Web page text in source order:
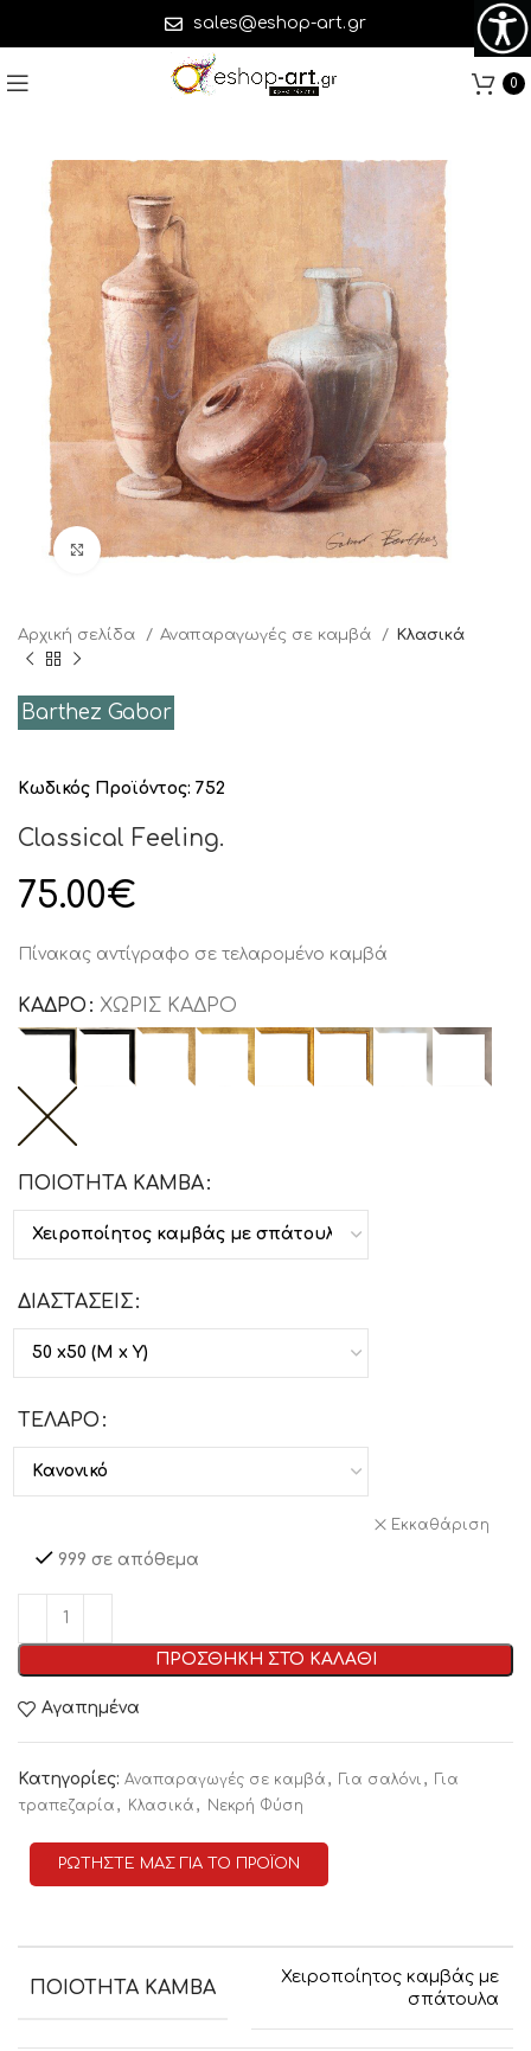
sales@eshop-art.gr
0
Click to enlarge
Αρχική σελίδα Αναπαραγωγές σε καμβά Κλασικά
Barthez Gabor
Κωδικός Προϊόντος: 752
Classical Feeling.
75.00€
Πίνακας αντίγραφο σε τελαρομένο καμβά
ΚΑΔΡΟ ΧΩΡΙΣ ΚΑΔΡΟ
ΠΟΙΟΤΗΤΑ ΚΑΜΒΑ
ΔΙΑΣΤΑΣΕΙΣ
ΤΕΛΑΡΟ
Εκκαθάριση
999 σε απόθεμα
ΠΡΟΣΘΗΚΗ ΣΤΟ ΚΑΛΑΘΙ
Αγαπημένα
Κατηγορίες: Αναπαραγωγές σε καμβά , Για σαλόνι , Για
τραπεζαρία , Κλασικά , Νεκρή Φύση
ΡΩΤΗΣΤΕ ΜΑΣ ΓΙΑ ΤΟ ΠΡΟΪΟΝ
ΠΟΙΟΤΗΤΑ ΚΑΜΒΑ
Χειροποίητος καμβάς με
σπάτουλα